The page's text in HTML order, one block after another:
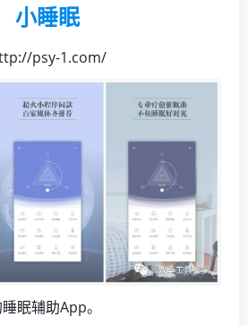
小睡眠
psy-1.com/
眠辅助App。